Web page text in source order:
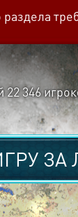
22 346
ЗА